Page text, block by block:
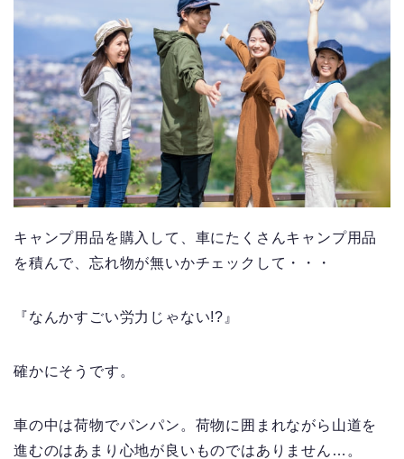
キャンプ用品を購入して、車にたくさんキャンプ用品
を積んで、忘れ物が無いかチェックして・・・
『なんかすごい労力じゃない!?』
確かにそうです。
車の中は荷物でパンパン。荷物に囲まれながら山道を
進むのはあまり心地が良いものではありません…。